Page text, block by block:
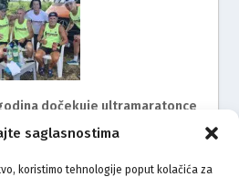
saglasnostima
koristimo tehnologije poput kolačića za
dočekuje ultramaratonce